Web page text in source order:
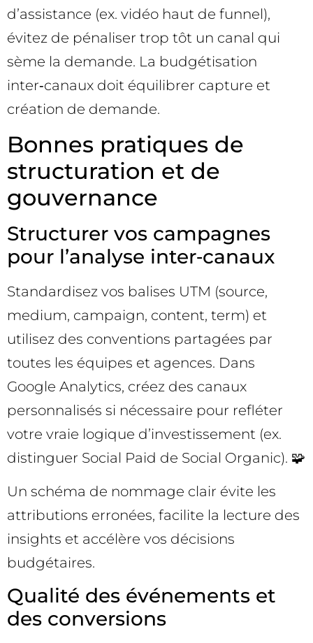
d’assistance (ex. vidéo haut de funnel),
évitez de pénaliser trop tôt un canal qui
sème la demande. La budgétisation
inter‑canaux doit équilibrer capture et
création de demande.
Bonnes pratiques de
structuration et de
gouvernance
Structurer vos campagnes
pour l’analyse inter‑canaux
Standardisez vos balises UTM (source,
medium, campaign, content, term) et
utilisez des conventions partagées par
toutes les équipes et agences. Dans
Google Analytics, créez des canaux
personnalisés si nécessaire pour refléter
votre vraie logique d’investissement (ex.
distinguer Social Paid de Social Organic). 🧩
Un schéma de nommage clair évite les
attributions erronées, facilite la lecture des
insights et accélère vos décisions
budgétaires.
Qualité des événements et
des conversions